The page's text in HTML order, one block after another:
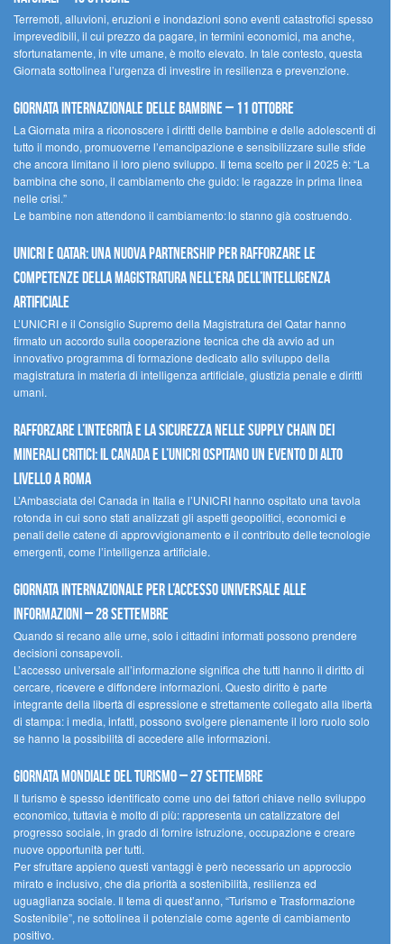
Terremoti, alluvioni, eruzioni e inondazioni sono eventi catastrofici spesso
imprevedibili, il cui prezzo da pagare, in termini economici, ma anche,
sfortunatamente, in vite umane, è molto elevato. In tale contesto, questa
Giornata sottolinea l’urgenza di investire in resilienza e prevenzione.
Giornata internazionale delle bambine – 11 ottobre
La Giornata mira a riconoscere i diritti delle bambine e delle adolescenti di
tutto il mondo, promuoverne l’emancipazione e sensibilizzare sulle sfide
che ancora limitano il loro pieno sviluppo. Il tema scelto per il 2025 è: “La
bambina che sono, il cambiamento che guido: le ragazze in prima linea
nelle crisi.”
Le bambine non attendono il cambiamento: lo stanno già costruendo.
UNICRI e Qatar: una nuova partnership per rafforzare le
competenze della magistratura nell’era dell’intelligenza
artificiale
L’UNICRI e il Consiglio Supremo della Magistratura del Qatar hanno
firmato un accordo sulla cooperazione tecnica che dà avvio ad un
innovativo programma di formazione dedicato allo sviluppo della
magistratura in materia di intelligenza artificiale, giustizia penale e diritti
umani.
Rafforzare l’integrità e la sicurezza nelle supply chain dei
minerali critici: il Canada e l’UNICRI ospitano un evento di alto
livello a Roma
L’Ambasciata del Canada in Italia e l’UNICRI hanno ospitato una tavola
rotonda in cui sono stati analizzati gli aspetti geopolitici, economici e
penali delle catene di approvvigionamento e il contributo delle tecnologie
emergenti, come l’intelligenza artificiale.
Giornata internazionale per l’accesso universale alle
informazioni – 28 settembre
Quando si recano alle urne, solo i cittadini informati possono prendere
decisioni consapevoli.
L’accesso universale all’informazione significa che tutti hanno il diritto di
cercare, ricevere e diffondere informazioni. Questo diritto è parte
integrante della libertà di espressione e strettamente collegato alla libertà
di stampa: i media, infatti, possono svolgere pienamente il loro ruolo solo
se hanno la possibilità di accedere alle informazioni.
Giornata mondiale del turismo – 27 settembre
Il turismo è spesso identificato come uno dei fattori chiave nello sviluppo
economico, tuttavia è molto di più: rappresenta un catalizzatore del
progresso sociale, in grado di fornire istruzione, occupazione e creare
nuove opportunità per tutti.
Per sfruttare appieno questi vantaggi è però necessario un approccio
mirato e inclusivo, che dia priorità a sostenibilità, resilienza ed
uguaglianza sociale. Il tema di quest’anno, “Turismo e Trasformazione
Sostenibile”, ne sottolinea il potenziale come agente di cambiamento
positivo.